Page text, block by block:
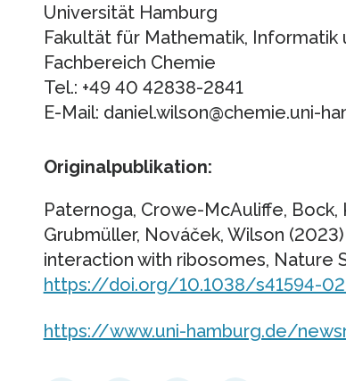
Universität Hamburg
Fakultät für Mathematik,
Fachbereich Chemie
Tel.: +49 40 42838-2841
E-Mail: daniel.wilson@chemie.uni-
Originalpublikation:
Paternoga, Crowe-McAuliffe, Bock,
Grubmüller, Nováček, Wilson
interaction with ribosomes, Nature
https://doi.org/10.1038/s41594-
https://www.uni-hamburg.de/